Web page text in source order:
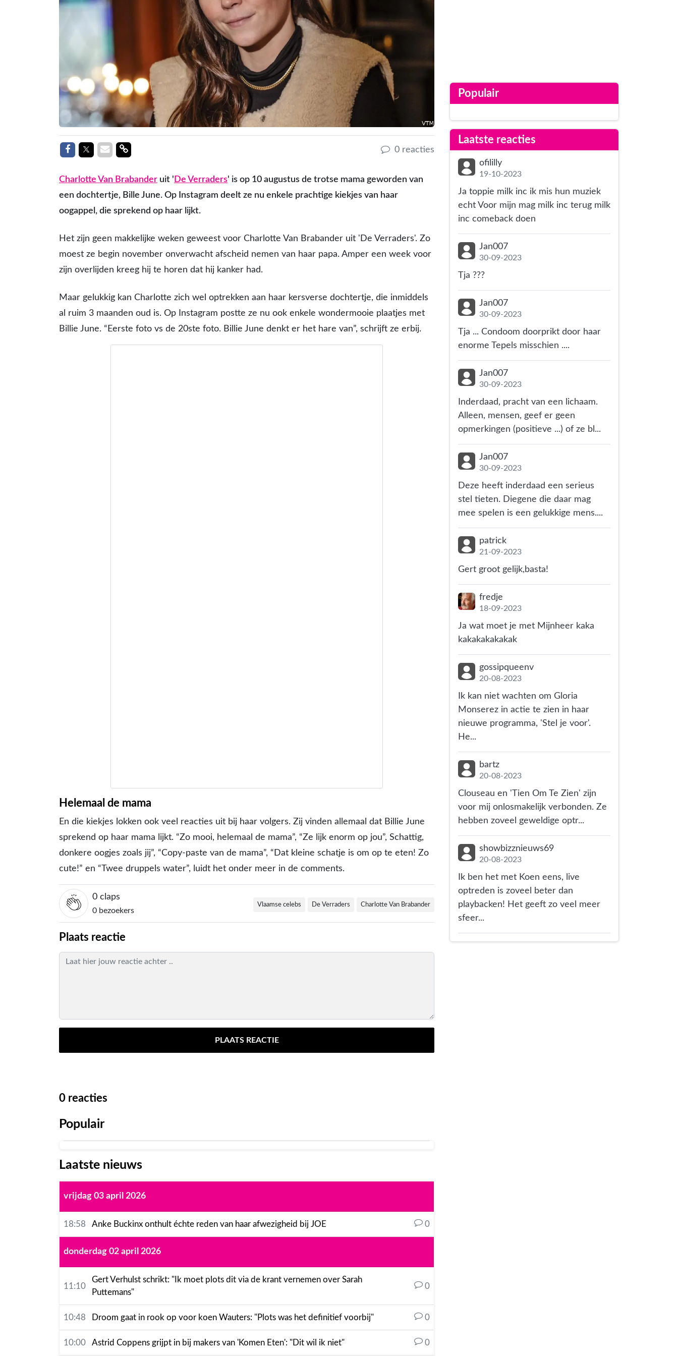
Delen op Facebook
Delen op Twitter
Delen via Mail
Delen link 0 reacties
Charlotte Van Brabander uit ' De Verraders' is op 10 augustus de trotse mama geworden van
een dochtertje, Bille June. Op Instagram deelt ze nu enkele prachtige kiekjes van haar
oogappel, die sprekend op haar lijkt.
Het zijn geen makkelijke weken geweest voor Charlotte Van Brabander uit 'De Verraders'. Zo
moest ze begin november onverwacht afscheid nemen van haar papa. Amper een week voor
zijn overlijden kreeg hij te horen dat hij kanker had.
Maar gelukkig kan Charlotte zich wel optrekken aan haar kersverse dochtertje, die inmiddels
al ruim 3 maanden oud is. Op Instagram postte ze nu ook enkele wondermooie plaatjes met
Billie June. “Eerste foto vs de 20ste foto. Billie June denkt er het hare van”, schrijft ze erbij.
Helemaal de mama
En die kiekjes lokken ook veel reacties uit bij haar volgers. Zij vinden allemaal dat Billie June
sprekend op haar mama lijkt. “Zo mooi, helemaal de mama”, “Ze lijk enorm op jou”, Schattig,
donkere oogjes zoals jij”, “Copy-paste van de mama”, “Dat kleine schatje is om op te eten! Zo
cute!” en “Twee druppels water”, luidt het onder meer in de comments.
0 claps
0 bezoekers
Vlaamse celebs De Verraders Charlotte Van Brabander
Plaats reactie
PLAATS REACTIE
0 reacties
Populair
Laatste nieuws
vrijdag 03 april 2026
18:58 Anke Buckinx onthult échte reden van haar afwezigheid bij JOE 0
donderdag 02 april 2026
11:10
Gert Verhulst schrikt: "Ik moet plots dit via de krant vernemen over Sarah
Puttemans"
0
10:48 Droom gaat in rook op voor koen Wauters: "Plots was het definitief voorbij" 0
10:00 Astrid Coppens grijpt in bij makers van 'Komen Eten': "Dit wil ik niet" 0
Populair
Laatste reacties
ofililly
19-10-2023
Ja toppie milk inc ik mis hun muziek
echt Voor mijn mag milk inc terug milk
inc comeback doen
Jan007
30-09-2023
Tja ???
Jan007
30-09-2023
Tja ... Condoom doorprikt door haar
enorme Tepels misschien ....
Jan007
30-09-2023
Inderdaad, pracht van een lichaam.
Alleen, mensen, geef er geen
opmerkingen (positieve ...) of ze bl...
Jan007
30-09-2023
Deze heeft inderdaad een serieus
stel tieten. Diegene die daar mag
mee spelen is een gelukkige mens....
patrick
21-09-2023
Gert groot gelijk,basta!
fredje
18-09-2023
Ja wat moet je met Mijnheer kaka
kakakakakakak
gossipqueenv
20-08-2023
Ik kan niet wachten om Gloria
Monserez in actie te zien in haar
nieuwe programma, 'Stel je voor'.
He...
bartz
20-08-2023
Clouseau en 'Tien Om Te Zien' zijn
voor mij onlosmakelijk verbonden. Ze
hebben zoveel geweldige optr...
showbizznieuws69
20-08-2023
Ik ben het met Koen eens, live
optreden is zoveel beter dan
playbacken! Het geeft zo veel meer
sfeer...